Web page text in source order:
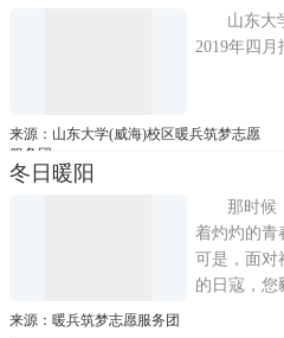
志愿者们
山东大
2019年四
来源：山东大学(威海)校区暖兵筑梦志愿
服务团
冬日暖阳
那时候
着灼灼的青
可是，面对
的日寇，您
踏上抗日
来源：暖兵筑梦志愿服务团